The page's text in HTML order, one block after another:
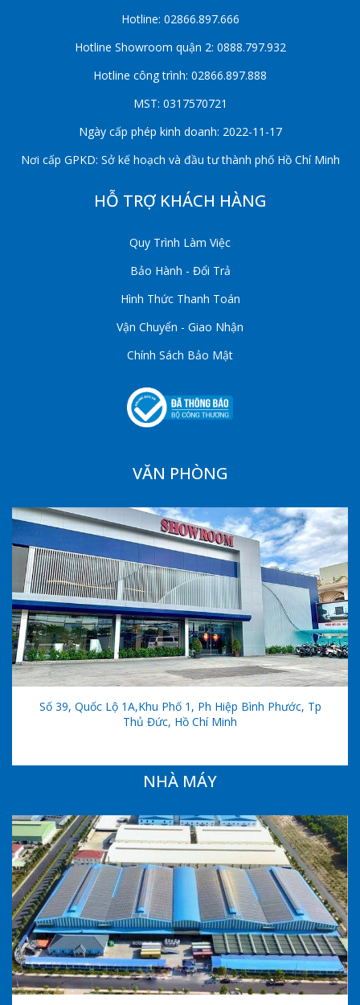
Hotline: 02866.897.666
Hotline Showroom quận 2: 0888.797.932
Hotline công trình: 02866.897.888
MST: 0317570721
Ngày cấp phép kinh doanh: 2022-11-17
Nơi cấp GPKD: Sở kế hoạch và đầu tư thành phố Hồ Chí Minh
HỖ TRỢ KHÁCH HÀNG
Quy Trình Làm Việc
Bảo Hành - Đổi Trả
Hình Thức Thanh Toán
Vận Chuyển - Giao Nhận
Chính Sách Bảo Mật
VĂN PHÒNG
Số 39, Quốc Lộ 1A,khu Phố 1, Ph Hiệp Bình Phước, Tp
Thủ Đức, Hồ Chí Minh
NHÀ MÁY